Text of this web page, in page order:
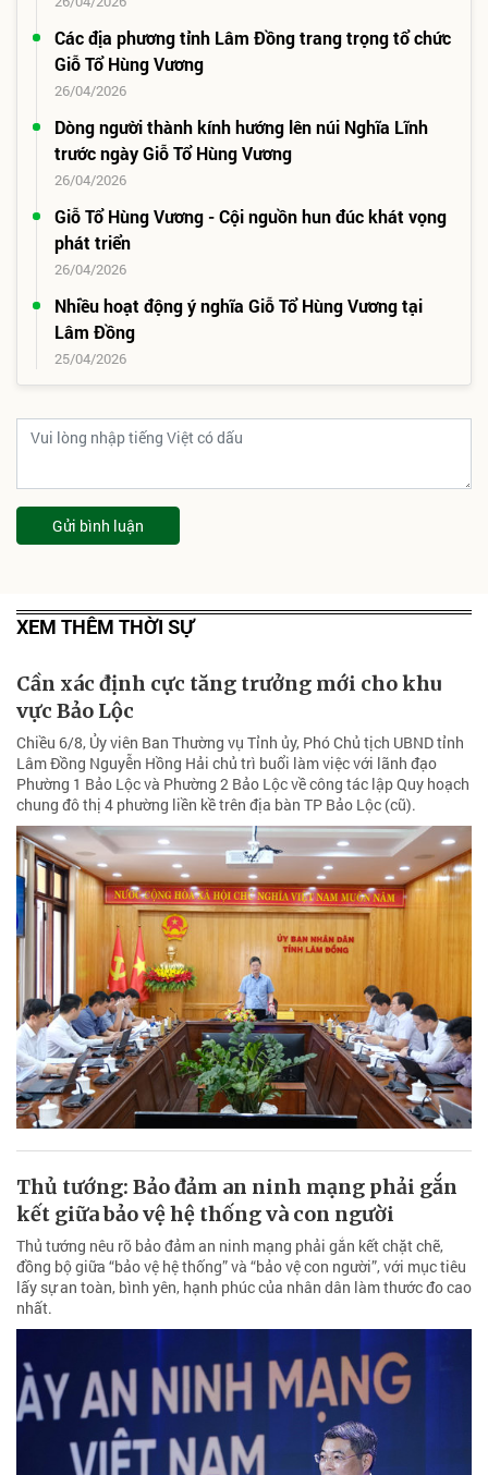
Các địa phương tỉnh Lâm Đồng trang trọng tổ chức
Giỗ Tổ Hùng Vương
26/04/2026
Dòng người thành kính hướng lên núi Nghĩa Lĩnh
trước ngày Giỗ Tổ Hùng Vương
26/04/2026
Giỗ Tổ Hùng Vương - Cội nguồn hun đúc khát vọng
phát triển
26/04/2026
Nhiều hoạt động ý nghĩa Giỗ Tổ Hùng Vương tại
Lâm Đồng
25/04/2026
Gửi bình luận
XEM THÊM THỜI SỰ
Cần xác định cực tăng trưởng mới cho khu
vực Bảo Lộc
Chiều 6/8, Ủy viên Ban Thường vụ Tỉnh ủy, Phó Chủ tịch UBND tỉnh
Lâm Đồng Nguyễn Hồng Hải chủ trì buổi làm việc với lãnh đạo
Phường 1 Bảo Lộc và Phường 2 Bảo Lộc về công tác lập Quy hoạch
chung đô thị 4 phường liền kề trên địa bàn TP Bảo Lộc (cũ).
Thủ tướng: Bảo đảm an ninh mạng phải gắn
kết giữa bảo vệ hệ thống và con người
Thủ tướng nêu rõ bảo đảm an ninh mạng phải gắn kết chặt chẽ,
đồng bộ giữa “bảo vệ hệ thống” và “bảo vệ con người”, với mục tiêu
lấy sự an toàn, bình yên, hạnh phúc của nhân dân làm thước đo cao
nhất.